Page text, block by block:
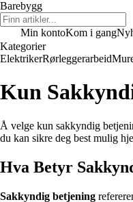
Barebygg
Min kontoKom i gang
Kategorier
ElektrikerRørleggerarbeid
Kun
Å velge kun sakkyndig
du kan sikre deg best mulig
Hva Betyr
Sakkyndig betjening